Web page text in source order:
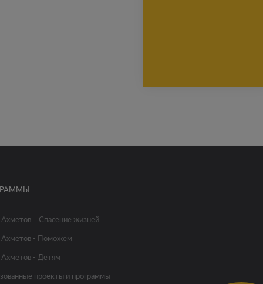
– Спасение жизней
Ахметов - Поможем
Ахметов - Детям
проекты и программы